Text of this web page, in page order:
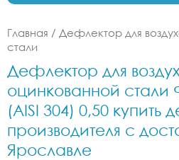
Главная / Дефлектор для
стали
Дефлектор для
оцинкованной стали
(AISI 304) 0,50 купить
производителя с
Ярославле